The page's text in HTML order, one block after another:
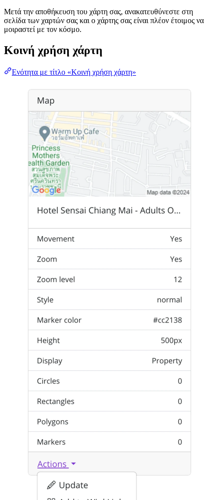
Μετά την αποθήκευση του χάρτη σας, ανακατευθύνεστε στη
σελίδα των χαρτών σας και ο χάρτης σας είναι πλέον έτοιμος να
μοιραστεί με τον κόσμο.
Κοινή χρήση χάρτη
Ενότητα με τίτλο «Κοινή χρήση χάρτη»